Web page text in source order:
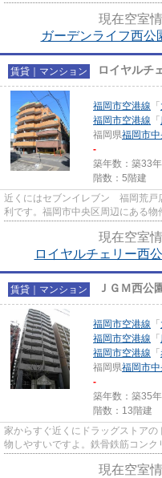
歩9分の物件です。防犯対策...
現在空室
ガーデンライフ西公
賃貸｜マンション ロイヤルチ
福岡市空港線 「
福岡市空港線 「
福岡県福岡市
-
築年数：築33年
階数：5階建
近くにはセブンイレブン 福岡荒戸
利です。福岡市中央区周辺にある
園」はいかがでしょうか。地震...
現在空室
ロイヤルチェリー西
賃貸｜マンション ＪＧＭ西公
福岡市空港線 「
福岡市空港線 「
福岡市空港線 「
福岡県福岡市
-
築年数：築35年
階数：13階建
家からすぐ近くにドラッグストア
物しやすいですよ。鉄骨鉄筋コンク
です。朝に慌てることなく行...
現在空室